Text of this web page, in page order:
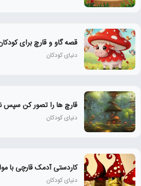
قصه گاو و قارچ برای
دنیای کودکان
قارچ ها را تصور کن سپس
دنیای کودکان
کاردستی آدمک قارچی با
دنیای کودکان